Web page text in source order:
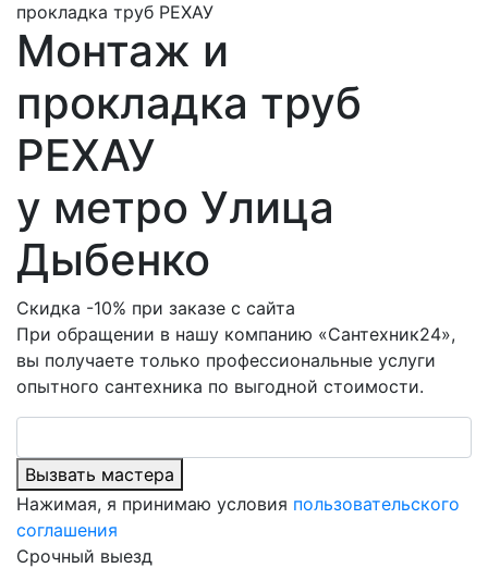
прокладка труб РЕХАУ
Монтаж и
прокладка труб
РЕХАУ
у метро Улица
Дыбенко
Скидка -10% при заказе с сайта
При обращении в нашу компанию «Сантехник24»,
вы получаете только профессиональные услуги
опытного сантехника по выгодной стоимости.
Вызвать мастера
Нажимая, я принимаю условия пользовательского
соглашения
Срочный выезд